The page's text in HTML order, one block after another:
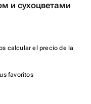
и сухоцветами
calcular el precio de la
favoritos